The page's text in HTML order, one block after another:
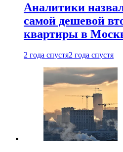
Аналитики
самой дешевой
квартиры в
2 года спустя2 года спустя